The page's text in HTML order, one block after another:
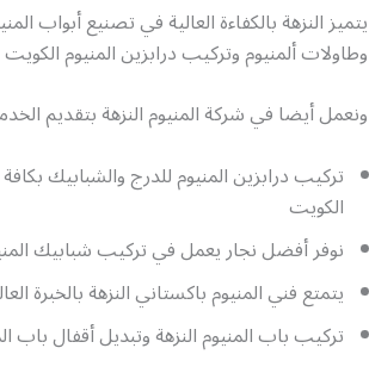
يتميز النزهة بالكفاءة العالية في تصنيع أبواب
وطاولات ألمنيوم وتركيب درابزين المنيوم
ونعمل أيضا في شركة المنيوم النزهة بتقديم
تركيب درابزين المنيوم للدرج والشبابيك
الكويت
نوفر أفضل نجار يعمل في تركيب شبابيك
يتمتع فني المنيوم باكستاني النزهة بالخبرة
تركيب باب المنيوم النزهة وتبديل أقفال باب